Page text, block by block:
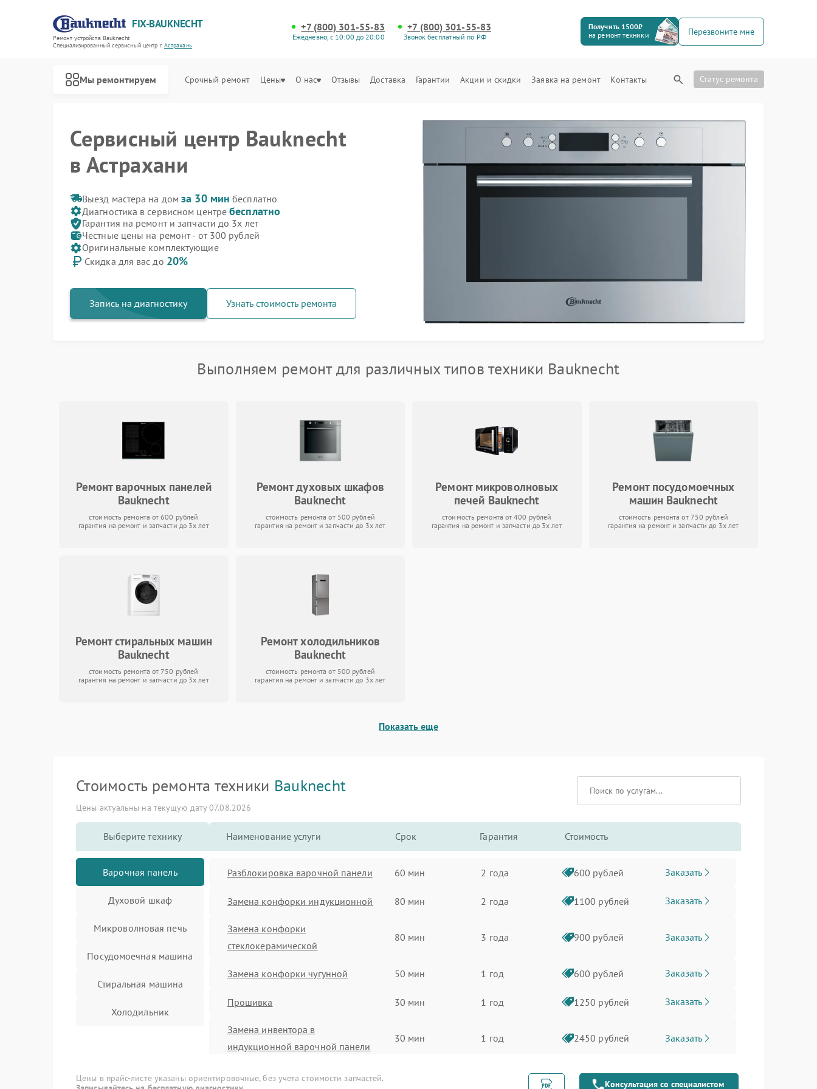
FIX-BAUKNECHT
Ремонт устройств Bauknecht
Специализированный cервисный центр г.Астрахань
+7 (800) 301-55-83
Ежедневно, с 10:00 до 20:00
+7 (800) 301-55-83
Звонок бесплатный по РФ
Получить 1500₽
на ремонт техники
Перезвоните мне
Мы ремонтируем Срочный ремонт Цены О нас Отзывы Доставка Гарантии Акции и скидки Заявка на ремонт Контакты Статус ремонта
Сервисный центр Bauknecht
в Астрахани
Выезд мастера на домза 30 мин бесплатно
Диагностика в сервисном центребесплатно
Гарантия на ремонт и запчасти до 3х лет
Честные цены на ремонт - от 300 рублей
Оригинальные комплектующие
Скидка для вас до 20%
Запись на диагностику Узнать стоимость ремонта
Выполняем ремонт для различных типов техники Bauknecht
Ремонт варочных панелей
Bauknecht
стоимость ремонта от 600 рублей
гарантия на ремонт и запчасти до 3х лет
Ремонт духовых шкафов
Bauknecht
стоимость ремонта от 500 рублей
гарантия на ремонт и запчасти до 3х лет
Ремонт микроволновых
печей Bauknecht
стоимость ремонта от 400 рублей
гарантия на ремонт и запчасти до 3х лет
Ремонт посудомоечных
машин Bauknecht
стоимость ремонта от 750 рублей
гарантия на ремонт и запчасти до 3х лет
Ремонт стиральных машин
Bauknecht
стоимость ремонта от 750 рублей
гарантия на ремонт и запчасти до 3х лет
Ремонт холодильников
Bauknecht
стоимость ремонта от 500 рублей
гарантия на ремонт и запчасти до 3х лет
Показать еще
Стоимость ремонта техники Bauknecht
Цены актуальны на текущую дату 07.08.2026
Выберите технику
Варочная панель
Духовой шкаф
Микроволновая печь
Посудомоечная машина
Стиральная машина
Холодильник
Наименование услуги Срок Гарантия Стоимость
Разблокировка варочной панели 60 мин 2 года 600 рублей Заказать
Замена конфорки индукционной 80 мин 2 года 1100 рублей Заказать
Замена конфорки
стеклокерамической
80 мин 3 года 900 рублей Заказать
Замена конфорки чугунной 50 мин 1 год 600 рублей Заказать
Прошивка 30 мин 1 год 1250 рублей Заказать
Замена инвентора в
индукционной варочной панели
30 мин 1 год 2450 рублей Заказать
Ремонт сенсора 1600 рублей Заказать
Цены в прайс-листе указаны ориентировочные, без учета стоимости запчастей.
Консультация со специалистом